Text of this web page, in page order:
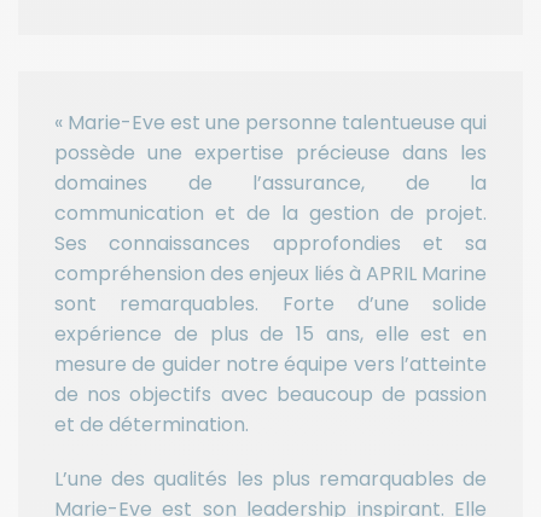
« Marie-Eve est une personne talentueuse qui
possède une expertise précieuse dans les
domaines de l’assurance, de la
communication et de la gestion de projet.
Ses connaissances approfondies et sa
compréhension des enjeux liés à APRIL Marine
sont remarquables. Forte d’une solide
expérience de plus de 15 ans, elle est en
mesure de guider notre équipe vers l’atteinte
de nos objectifs avec beaucoup de passion
et de détermination.
L’une des qualités les plus remarquables de
Marie-Eve est son leadership inspirant. Elle